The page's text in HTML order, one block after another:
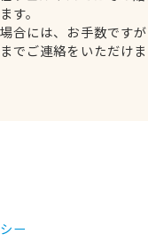
す。
合には、お手数です
でご連絡をいただけ
ー